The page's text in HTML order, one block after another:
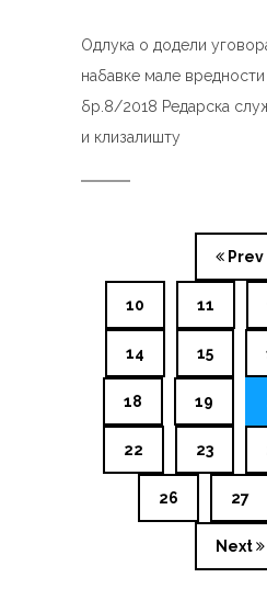
Одлука о додели
набавке мале вредности
бр.8/2018 Редарска
и клизалишту
Prev
10 11
14 15
18 19
22 23
26 27
Next